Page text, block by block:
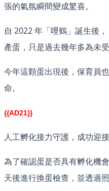
張的氣氛瞬間變成驚喜。
自 2022 年「哩鶴」誕生後
產蛋，只是過去幾年多為未
今年這顆蛋出現後，保育員
命。
{{AD21}}
人工孵化接力守護，成功迎
為了確認蛋是否具有孵化機
天後進行換蛋檢查，並透過